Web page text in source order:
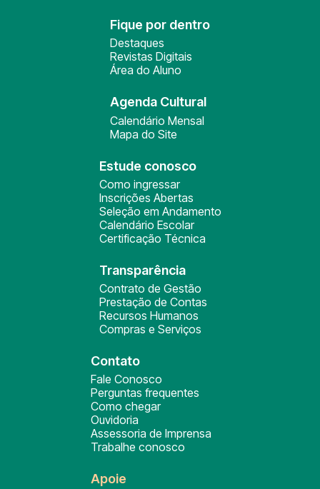
Fique por dentro
Destaques
Revistas Digitais
Área do Aluno
Agenda Cultural
Calendário Mensal
Mapa do Site
Estude conosco
Como ingressar
Inscrições Abertas
Seleção em Andamento
Calendário Escolar
Certificação Técnica
Transparência
Contrato de Gestão
Prestação de Contas
Recursos Humanos
Compras e Serviços
Contato
Fale Conosco
Perguntas frequentes
Como chegar
Ouvidoria
Assessoria de Imprensa
Trabalhe conosco
Apoie